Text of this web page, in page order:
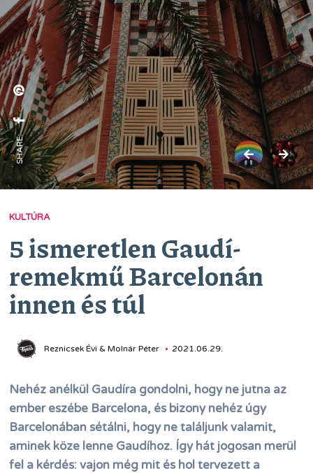
SHARE:
KULTÚRA
5 ismeretlen Gaudí-
remekmű Barcelonán
innen és túl
Reznicsek Évi & Molnár Péter 2021.06.29.
Nehéz anélkül Gaudíra gondolni, hogy ne jutna az
ember eszébe Barcelona, és bizony nehéz úgy
Barcelonában sétálni, hogy ne találjunk valamit,
aminek köze lenne Gaudíhoz. Így hát jogosan merül
fel a kérdés: vajon még mit és hol tervezett a